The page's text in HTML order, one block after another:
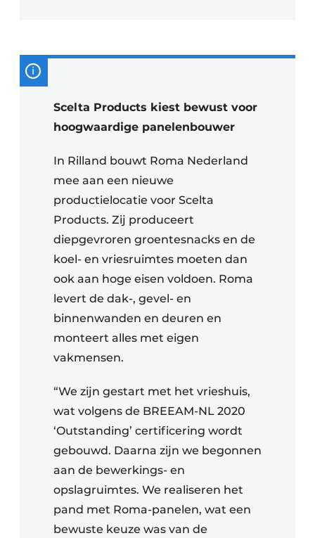
Scelta Products kiest bewust voor
hoogwaardige panelenbouwer
In Rilland bouwt Roma Nederland
mee aan een nieuwe
productielocatie voor Scelta
Products. Zij produceert
diepgevroren groentesnacks en de
koel- en vriesruimtes moeten dan
ook aan hoge eisen voldoen. Roma
levert de dak-, gevel- en
binnenwanden en deuren en
monteert alles met eigen
vakmensen.
“We zijn gestart met het vrieshuis,
wat volgens de BREEAM-NL 2020
‘Outstanding’ certificering wordt
gebouwd. Daarna zijn we begonnen
aan de bewerkings- en
opslagruimtes. We realiseren het
pand met Roma-panelen, wat een
bewuste keuze was van de